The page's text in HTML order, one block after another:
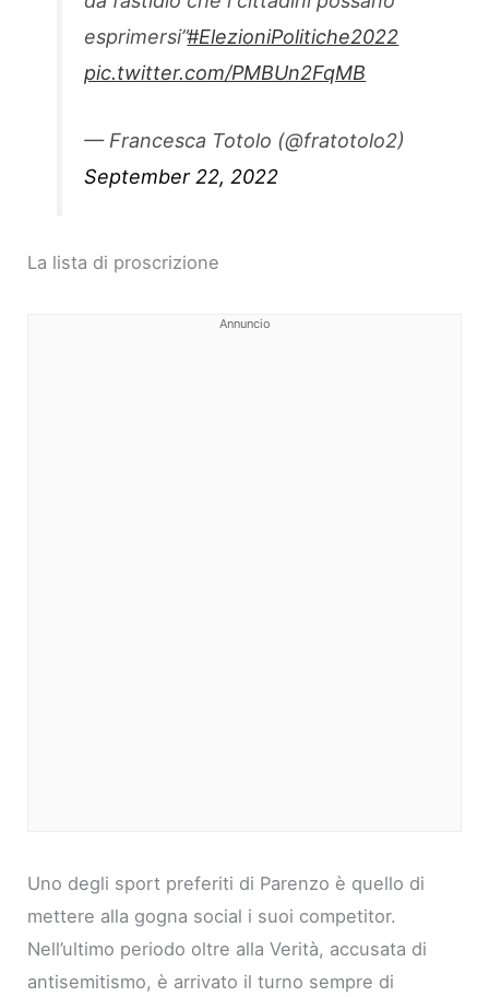
esprimersi”#ElezioniPolitiche2022
pic.twitter.com/PMBUn2FqMB
— Francesca Totolo (@fratotolo2)
September 22, 2022
La lista di proscrizione
Annuncio
Uno degli sport preferiti di Parenzo è quello di
mettere alla gogna social i suoi competitor.
Nell’ultimo periodo oltre alla Verità, accusata di
antisemitismo, è arrivato il turno sempre di